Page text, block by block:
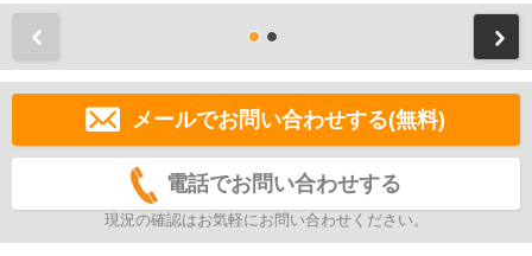
メールでお問い合わせする(無料)
電話でお問い合わせする
現況の確認はお気軽にお問い合わせください。